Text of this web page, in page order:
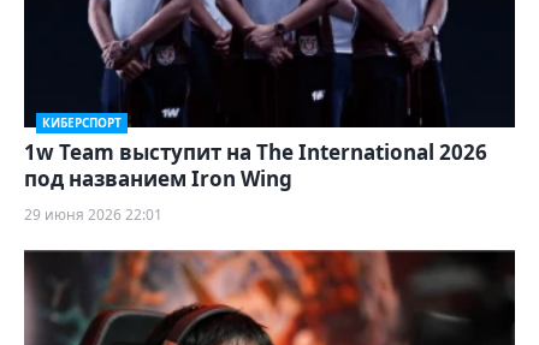
КИБЕРСПОРТ
1w Team выступит на The International 2026
под названием Iron Wing
29 июня 2026 22:01